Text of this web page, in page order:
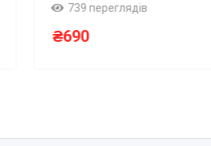
739 переглядів
₴690